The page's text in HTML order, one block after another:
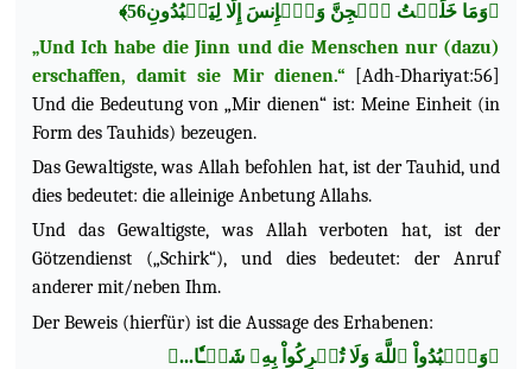
﴿وَمَا خَلَقۡتُ ٱلۡجِنَّ وَٱلۡإِنسَ إِلَّا لِيَعۡبُدُونِ56﴾
„Und Ich habe die Jinn und die Menschen nur (dazu)
erschaffen, damit sie Mir dienen.“ [Adh-Dhariyat:56]
Und die Bedeutung von „Mir dienen“ ist: Meine Einheit (in
Form des Tauhids) bezeugen.
Das Gewaltigste, was Allah befohlen hat, ist der Tauhid, und
dies bedeutet: die alleinige Anbetung Allahs.
Und das Gewaltigste, was Allah verboten hat, ist der
Götzendienst („Schirk“), und dies bedeutet: der Anruf
anderer mit/neben Ihm.
Der Beweis (hierfür) ist die Aussage des Erhabenen:
﴿وَٱعۡبُدُواْ ٱللَّهَ وَلَا تُشۡرِكُواْ بِهِۦ شَيۡـٔٗا...﴾